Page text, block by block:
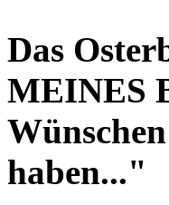
Das
MEINES
haben..."